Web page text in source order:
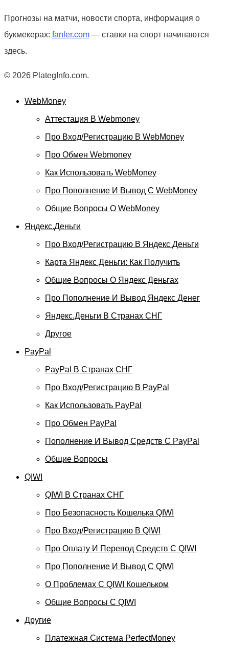
Прогнозы на матчи, новости спорта, информация о
букмекерах: fanler.com — ставки на спорт начинаются
здесь.
© 2026 PlategInfo.com.
WebMoney
Аттестация В Webmoney
Про Вход/регистрацию В WebMoney
Про Обмен Webmoney
Как Использовать WebMoney
Про Пополнение И Вывод С WebMoney
Общие Вопросы О WebMoney
Яндекс.Деньги
Про Вход/регистрацию В Яндекс Деньги
Карта Яндекс Деньги: Как Получить
Общие Вопросы О Яндекс Деньгах
Про Пополнение И Вывод Яндекс Денег
Яндекс.Деньги В Странах СНГ
Другое
PayPal
PayPal В Странах СНГ
Про Вход/регистрацию В PayPal
Как Использовать PayPal
Про Обмен PayPal
Пополнение И Вывод Средств С PayPal
Общие Вопросы
QIWI
QIWI В Странах СНГ
Про Безопасность Кошелька QIWI
Про Вход/регистрацию В QIWI
Про Оплату И Перевод Средств C QIWI
Про Пополнение И Вывод С QIWI
О Проблемах С QIWI Кошельком
Общие Вопросы С QIWI
Другие
Платежная Система PerfectMoney